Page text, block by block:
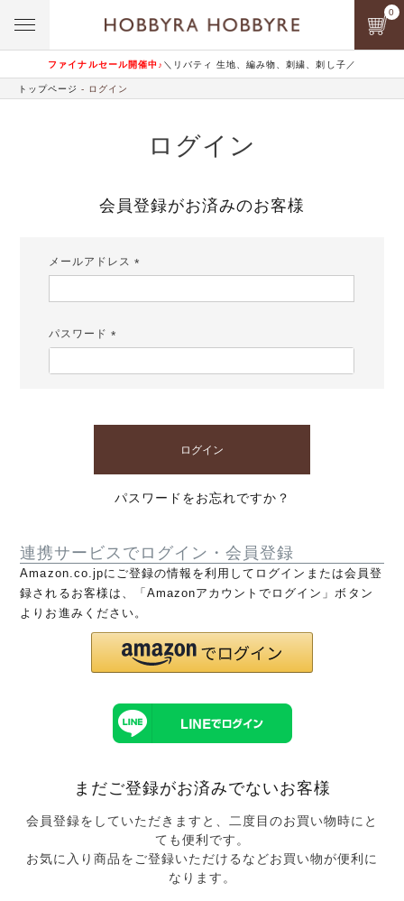
ファイナルセール開催中♪ ＼リバティ 生地、編み物、刺繍、刺し子／
0
トップページ ログイン
ログイン
会員登録がお済みのお客様
メールアドレス
パスワード
ログイン
パスワードをお忘れですか？
連携サービスでログイン・会員登録
Amazon.co.jpにご登録の情報を利用してログインまたは会員登
録されるお客様は、「Amazonアカウントでログイン」ボタン
よりお進みください。
まだご登録がお済みでないお客様
会員登録をしていただきますと、二度目のお買い物時にと
ても便利です。
お気に入り商品をご登録いただけるなどお買い物が便利に
なります。